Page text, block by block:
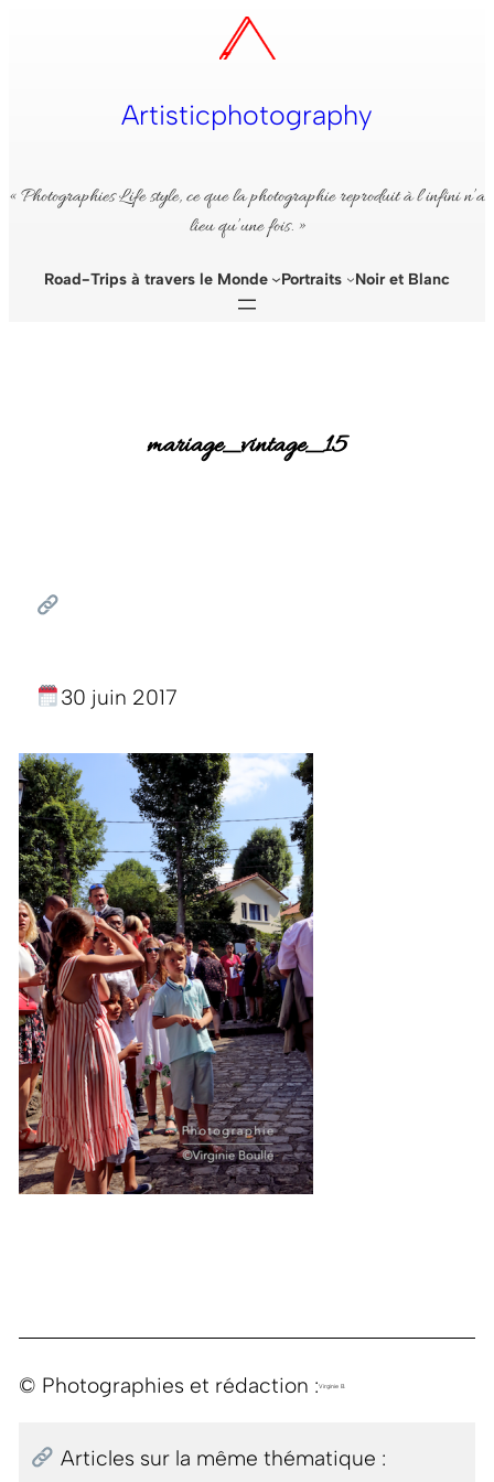
Artisticphotography
« Photographies Life style, ce que la photographie reproduit à l’infini n’a
lieu qu’une fois. »
Road-Trips à travers le Monde Portraits Noir et Blanc
mariage_vintage_15
30 juin 2017
© Photographies et rédaction :Virginie B.
Articles sur la même thématique :